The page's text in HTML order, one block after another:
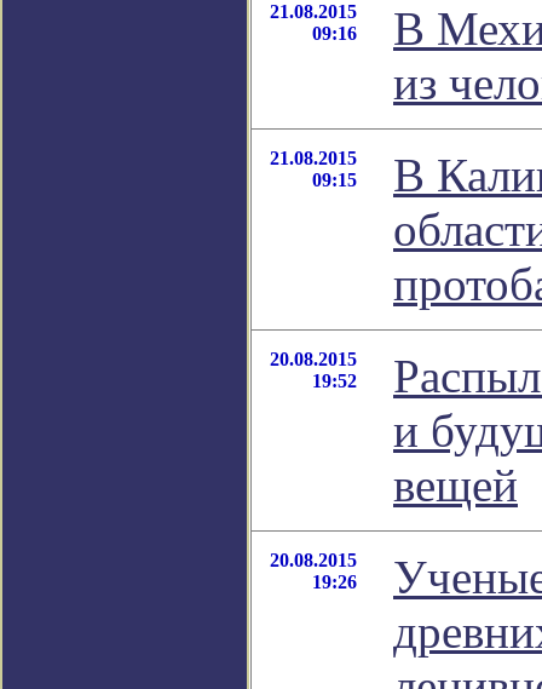
21.08.2015
09:16
В
из
21.08.2015
09:15
В
20.08.2015
19:52
и
вещей
20.08.2015
19:26